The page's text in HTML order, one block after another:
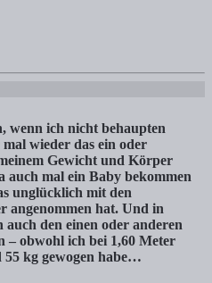
Buch & Onlinekurs 1.1) Diät
wenn ich nicht behaupten
wieder das ein oder
Gewicht und Körper
mal ein Baby bekommen
unglücklich mit den
angenommen hat. Und in
auch den einen oder anderen
– obwohl ich bei 1,60 Meter
kg gewogen habe…